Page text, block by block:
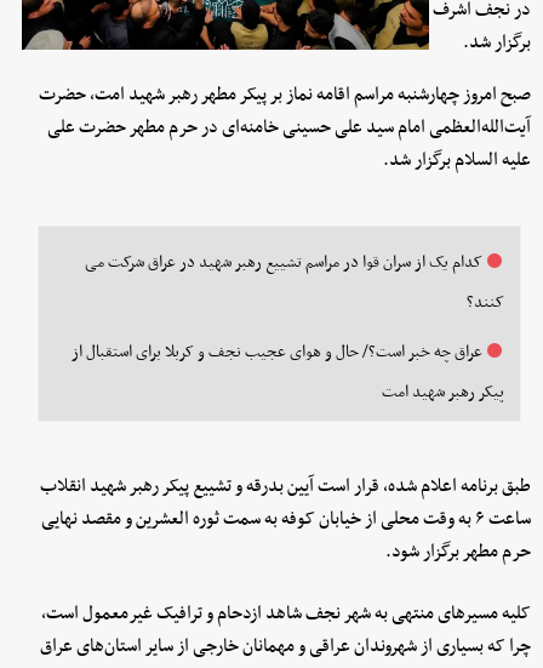
در نجف اشرف
برگزار شد.
صبح امروز چهارشنبه مراسم اقامه نماز بر پیکر مطهر رهبر شهید امت، حضرت
آیت‌الله‌العظمی امام سید علی حسینی خامنه‌ای در حرم مطهر حضرت علی
علیه السلام برگزار شد.
کدام یک از سران قوا در مراسم تشییع رهبر شهید در عراق شرکت می
کنند؟
عراق چه خبر است؟/ حال و هوای عجیب نجف و کربلا برای استقبال از
پیکر رهبر شهید امت
طبق برنامه اعلام شده، قرار است آیین بدرقه و تشییع پیکر رهبر شهید انقلاب
ساعت ۶ به وقت محلی از خیابان کوفه به سمت ثوره العشرین و مقصد نهایی
حرم مطهر برگزار شود.
کلیه مسیرهای منتهی به شهر نجف شاهد ازدحام و ترافیک غیرمعمول است،
چرا که بسیاری از شهروندان عراقی و مهمانان خارجی از سایر استان‌های عراق